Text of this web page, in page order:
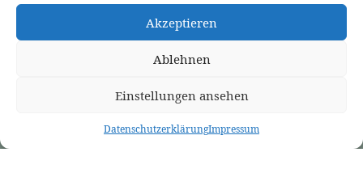
Akzeptieren
Ablehnen
Einstellungen ansehen
DatenschutzerklärungImpressum
Bekennende Evangelisch-Reformierte Gemeinde Nordhorn
Bekennende Evangelisch-Reformierte Gemeinde Tübingen